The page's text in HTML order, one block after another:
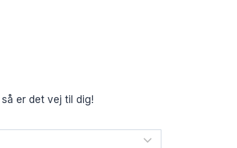
er det vej til dig!